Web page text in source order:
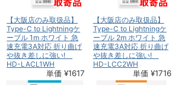
【大阪店のみ取扱品】
Type-C to Lightningケ
ーブル 1m ホワイト 急
速充電3A対応 折り曲げ
や抜き差しに強い!
HD-LACL1WH
単価 ¥1617
【大阪店のみ取扱品】
Type-C to Lightningケ
ーブル 2m ホワイト 急
速充電3A対応 折り曲げ
や抜き差しに強い!
HD-LCC2WH
単価 ¥1716